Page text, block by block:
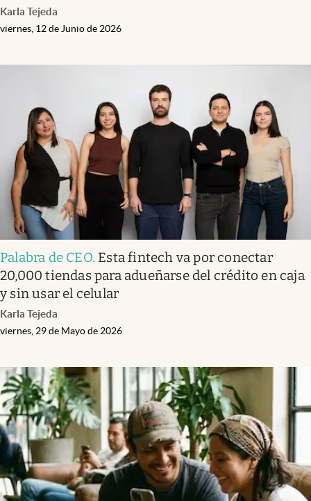
Karla Tejeda
viernes, 12 de Junio de 2026
Palabra de CEO. Esta fintech va por conectar
20,000 tiendas para adueñarse del crédito en caja
y sin usar el celular
Karla Tejeda
viernes, 29 de Mayo de 2026